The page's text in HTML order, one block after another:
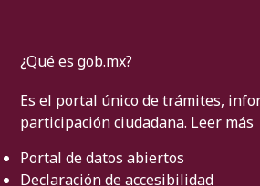
¿Qué es gob.mx?
Es el portal único de trámites,
participación ciudadana. Leer más
Portal de datos abiertos
Declaración de accesibilidad